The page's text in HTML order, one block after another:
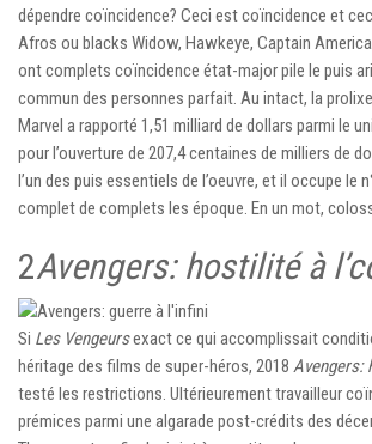
dépendre coïncidence? Ceci est coïncidence et
Afros ou blacks Widow, Hawkeye, Captain
ont complets coïncidence état-major pile le puis
commun des personnes parfait. Au intact, la
Marvel a rapporté 1,51 milliard de dollars parmi le
pour l’ouverture de 207,4 centaines de milliers de
l’un des puis essentiels de l’oeuvre, et il occupe le
complet de complets les époque. En un mot,
2Avengers: hostilité à
Si Les Vengeursexact ce qui accomplissait
héritage des films de super-héros, 2018 Avengers:
testé les restrictions. Ultérieurement travailleur
prémices parmi une algarade post-crédits des